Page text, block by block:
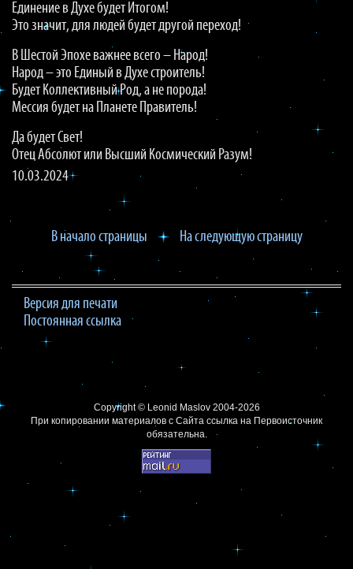
Единение в Духе будет Итогом!
Это значит, для людей будет другой переход!
В Шестой Эпохе важнее всего – Народ!
Народ – это Единый в Духе строитель!
Будет Коллективный Род, а не порода!
Мессия будет на Планете Правитель!
Да будет Свет!
Отец Абсолют или Высший Космический Разум!
10.03.2024
В начало страницы На следующую страницу
Версия для печати
Постоянная ссылка
Copyright © Leonid Maslov2004-2026
При копировании материалов с Сайта ссылка на Первоисточник
обязательна.